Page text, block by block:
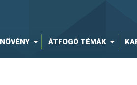
NÖVÉNY ÁTFOGÓ TÉMÁK